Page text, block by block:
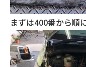
まずは400番から順